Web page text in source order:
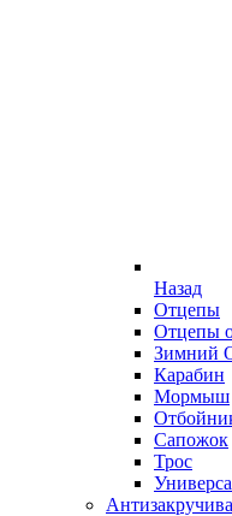
Назад
Отцепы
Отцепы
Зимний
Карабин
Мормыш
Сапожок
Трос